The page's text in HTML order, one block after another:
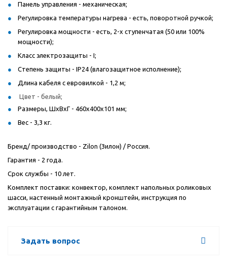
Панель управления - механическая;
Регулировка температуры нагрева - есть, поворотной ручкой;
Регулировка мощности - есть, 2-х ступенчатая (50 или 100%
мощности);
Класс электрозащиты - I;
Степень защиты - IP24 (влагозащитное исполнение);
Длина кабеля с евровилкой - 1,2 м;
Цвет - белый;
Размеры, ШхВхГ - 460x400x101 мм;
Вес - 3,3 кг.
Бренд/ производство - Zilon (Зилон) / Россия.
Гарантия - 2 года.
Срок службы - 10 лет.
Комплект поставки: конвектор, комплект напольных роликовых
шасси, настенный монтажный кронштейн, инструкция по
эксплуатации с гарантийным талоном.
Задать вопрос